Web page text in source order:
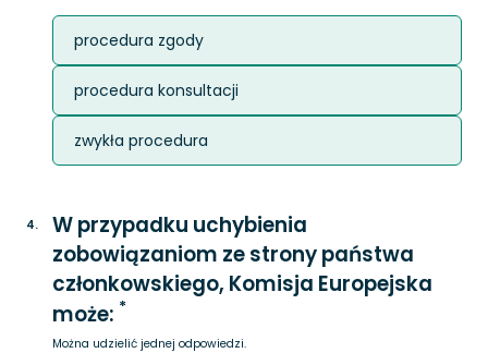
procedura zgody
procedura konsultacji
zwykła procedura
4.
W przypadku uchybienia
zobowiązaniom ze strony państwa
członkowskiego, Komisja Europejska
może: *
Można udzielić jednej odpowiedzi.